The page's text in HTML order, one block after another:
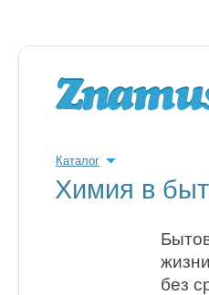
Каталог
Химия в
без